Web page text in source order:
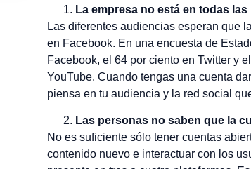
La empresa no está en todas
Las diferentes audiencias esperan que
en Facebook. En una encuesta de
Facebook, el 64 por ciento en Twitter y
YouTube. Cuando tengas una cuenta
piensa en tu audiencia y la red social
Las personas no saben que la
No es suficiente sólo tener cuentas
contenido nuevo e interactuar con los